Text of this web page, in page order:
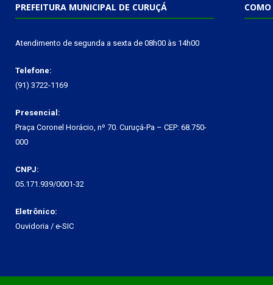
PREFEITURA MUNICIPAL DE CURUÇÁ
Atendimento de segunda a sexta de 08h00 às 14h00
Telefone:
(91) 3722-1169
Presencial:
Praça Coronel Horácio, nº 70. Curuçá-Pa – CEP: 68.750-
000
CNPJ:
05.171.939/0001-32
Eletrônico:
Ouvidoria / e-SIC
COMO